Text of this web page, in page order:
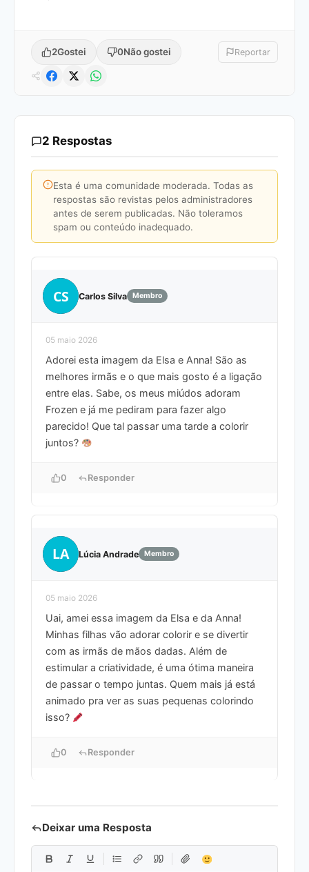
2Gostei 0Não gostei Reportar
2 Respostas
Esta é uma comunidade moderada. Todas as
respostas são revistas pelos administradores
antes de serem publicadas. Não toleramos
spam ou conteúdo inadequado.
CS Carlos Silva Membro
05 maio 2026
Adorei esta imagem da Elsa e Anna! São as
melhores irmãs e o que mais gosto é a ligação
entre elas. Sabe, os meus miúdos adoram
Frozen e já me pediram para fazer algo
parecido! Que tal passar uma tarde a colorir
juntos?
0 Responder
LA Lúcia Andrade Membro
05 maio 2026
Uai, amei essa imagem da Elsa e da Anna!
Minhas filhas vão adorar colorir e se divertir
com as irmãs de mãos dadas. Além de
estimular a criatividade, é uma ótima maneira
de passar o tempo juntas. Quem mais já está
animado pra ver as suas pequenas colorindo
isso?
0 Responder
Deixar uma Resposta